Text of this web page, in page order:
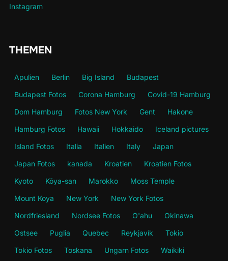
Instagram
THEMEN
Apulien Berlin Big Island
Budapest
Budapest Fotos
Corona Hamburg
Covid-19 Hamburg
Dom Hamburg
Fotos New York Gent
Hakone
Hamburg Fotos
Hawaii Hokkaido
Iceland pictures
Island Fotos
Italia Italien Italy
Japan
Japan Fotos
kanada Kroatien
Kroatien Fotos
Kyoto
Kōya-san Marokko
Moss Temple
Mount Koya
New York
New York Fotos
Nordfriesland
Nordsee Fotos O'ahu
Okinawa
Ostsee
Puglia Quebec Reykjavík
Tokio
Tokio Fotos
Toskana Ungarn Fotos Waikiki